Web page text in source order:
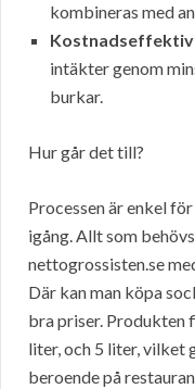
kombineras med
intäkter genom
burkar.
Hur går det till?
Processen är enkel
igång. Allt som
nettogrossisten.se
Där kan man köpa
bra priser. Produkten
liter, och 5 liter, vilket
beroende på